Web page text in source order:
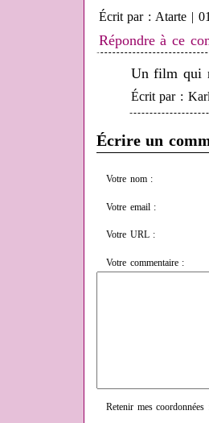
Écrit par : Atarte |
Répondre à ce
Un film qui
Écrit par :
Écrire un
Votre nom :
Votre email :
Votre URL :
Votre commentaire :
Retenir mes coordonnées